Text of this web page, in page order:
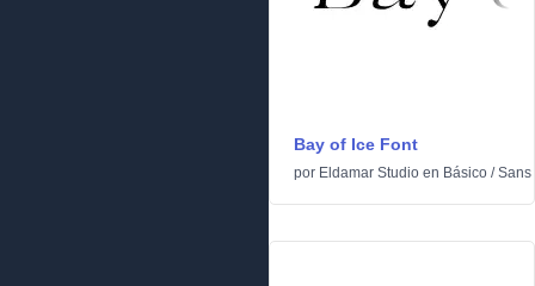
Bay of Ice Font
por Eldamar Studio en Básico /Sans